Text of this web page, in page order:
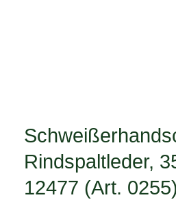
Rindspaltleder,
12477 (Art. 0255)